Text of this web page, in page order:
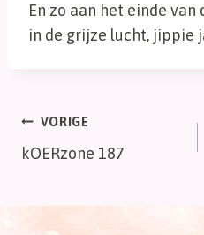
En zo aan het einde
in de grijze lucht, jippie
Bericht
navigatie
VORIGE
kOERzone 187